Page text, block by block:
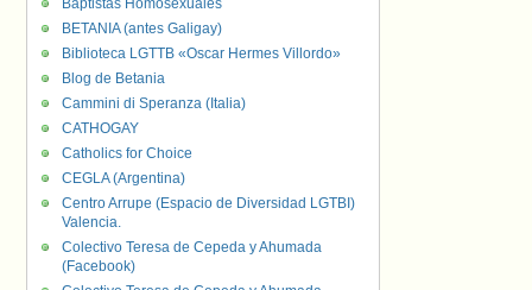
Baptistas Homosexuales
BETANIA (antes Galigay)
Biblioteca LGTTB «Oscar Hermes Villordo»
Blog de Betania
Cammini di Speranza (Italia)
CATHOGAY
Catholics for Choice
CEGLA (Argentina)
Centro Arrupe (Espacio de Diversidad LGTBI)
Valencia.
Colectivo Teresa de Cepeda y Ahumada
(Facebook)